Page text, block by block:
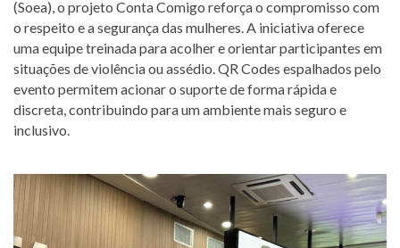
(Soea), o projeto Conta Comigo reforça o compromisso com
o respeito e a segurança das mulheres. A iniciativa oferece
uma equipe treinada para acolher e orientar participantes em
situações de violência ou assédio. QR Codes espalhados pelo
evento permitem acionar o suporte de forma rápida e
discreta, contribuindo para um ambiente mais seguro e
inclusivo.